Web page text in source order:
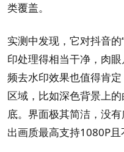
类覆盖。
实测中发现，它对抖音的
印处理得相当干净，肉
频去水印效果也值得肯
区域，比如深色背景上
底。界面极其简洁，没
出画质最高支持1080P且